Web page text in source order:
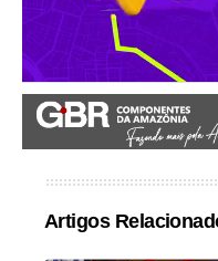
Artigos